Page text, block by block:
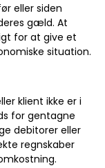
eller siden
gæld. At
for at give et
situation.
klient ikke er i
for gentagne
debitorer eller
regnskaber